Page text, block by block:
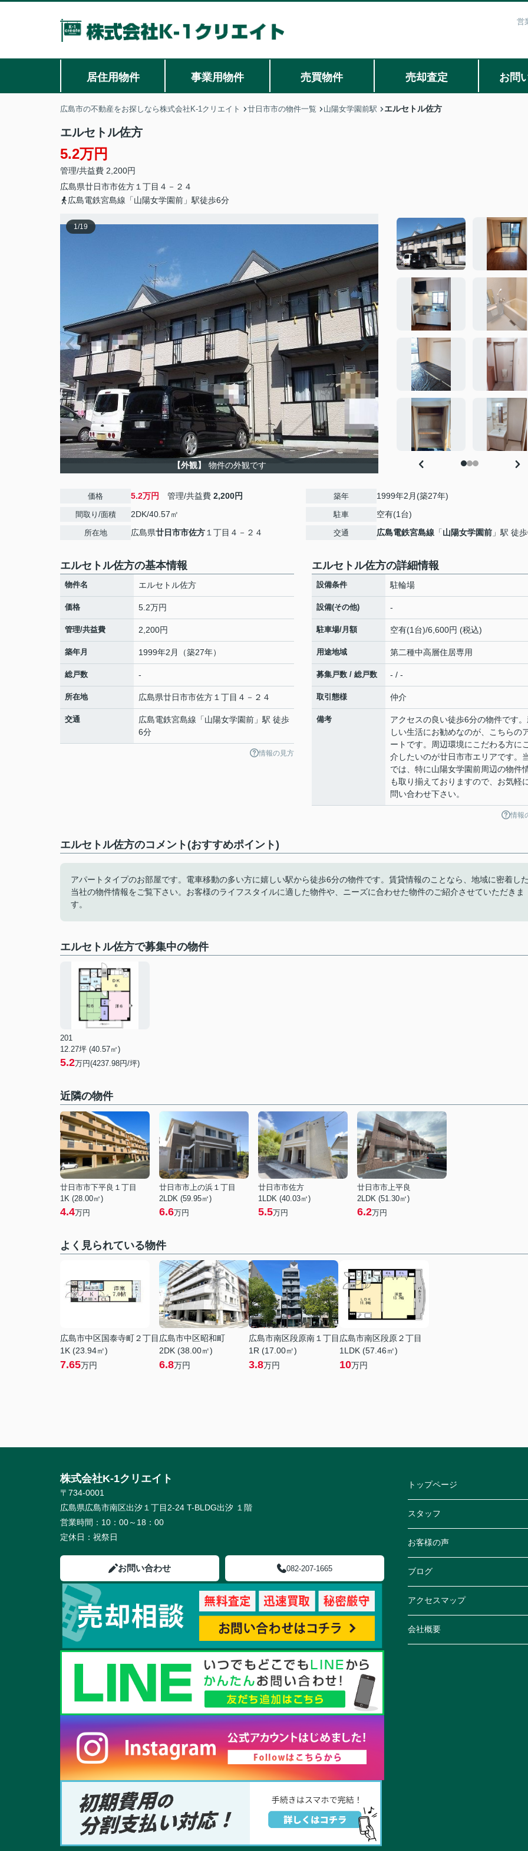
営
居住用物件 事業用物件 売買物件 売却査定 お問
広島市の不動産をお探しなら株式会社K-1クリエイト 廿日市市の物件一覧 山陽女学園前駅 エルセトル佐方
エルセトル佐方
5.2万円
管理/共益費 2,200円
広島県廿日市市佐方 １丁目４－２４
広島電鉄宮島線「山陽女学園前」駅徒歩6分
1/19
【外観】 物件の外観です
価格 5.2万円 管理/共益費 2,200円
間取り/面積 2DK/40.57㎡
所在地 広島県廿日市市佐方 １丁目４－２４
築年 1999年2月(築27年)
駐車 空有(1台)
交通 広島電鉄宮島線 「山陽女学園前 」駅 徒
エルセトル佐方の基本情報
物件名 エルセトル佐方
価格 5.2万円
管理/共益費 2,200円
築年月 1999年2月（築27年）
総戸数 -
所在地 広島県廿日市市佐方 １丁目４－２４
交通 広島電鉄宮島線 「山陽女学園前 」駅 徒歩
6分
情報の見方
エルセトル佐方の詳細情報
設備条件 駐輪場
設備(その他) -
駐車場/月額 空有(1台)/6,600円 (税込)
用途地域 第二種中高層住居専用
募集戸数 / 総戸数 - / -
取引態様 仲介
備考
アクセスの良い徒歩6分の物件です
しい生活にお勧めなのが、こちらの
ートです。周辺環境にこだわる方に
介したいのが廿日市市エリアです。
では、特に山陽女学園前周辺の物件
も取り揃えておりますので、お気軽
問い合わせ下さい。
情報
エルセトル佐方のコメント(おすすめポイント)
アパートタイプのお部屋です。電車移動の多い方に嬉しい駅から徒歩6分の物件です。賃貸情報のことなら、地域に密着した
当社の物件情報をご覧下さい。お客様のライフスタイルに適した物件や、ニーズに合わせた物件のご紹介させていただきま
す。
エルセトル佐方で募集中の物件
201
12.27坪 (40.57㎡)
5.2万円(4237.98円/坪)
近隣の物件
廿日市市下平良１丁目
1K (28.00㎡)
4.4万円
廿日市市上の浜１丁目
2LDK (59.95㎡)
6.6万円
廿日市市佐方
1LDK (40.03㎡)
5.5万円
廿日市市上平良
2LDK (51.30㎡)
6.2万円
よく見られている物件
広島市中区国泰寺町２丁目
1K (23.94㎡)
7.65万円
広島市中区昭和町
2DK (38.00㎡)
6.8万円
広島市南区段原南１丁目
1R (17.00㎡)
3.8万円
広島市南区段原２丁目
1LDK (57.46㎡)
10万円
株式会社K-1クリエイト
〒734-0001
広島県広島市南区出汐１丁目2-24 T-BLDG出汐 １階
営業時間： 10：00～18：00
定休日： 祝祭日
お問い合わせ 082-207-1665
トップページ
スタッフ
お客様の声
ブログ
アクセスマップ
会社概要